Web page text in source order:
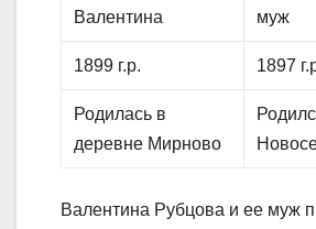
Валентина муж
1899 г.р. 1897
Родилась в
деревне Мирново
Валентина Рубцова и ее муж